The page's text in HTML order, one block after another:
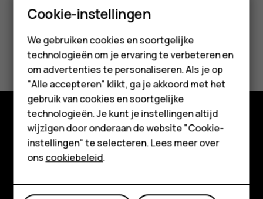
Smartphones
Feature phones
Accessoires
HMD Terra M
Voor bedrijven
Tablets
Shop
Mijn account
Was deze informatie nuttig?
Ja Nee
Shop
Over ons
Planet and people
Cookie-instellingen
We gebruiken cookies en soortgelijke
technologieën om je ervaring te verbeteren en
om advertenties te personaliseren. Als je op
"Alle accepteren" klikt, ga je akkoord met het
gebruik van cookies en soortgelijke
technologieën. Je kunt je instellingen altijd
wijzigen door onderaan de website "Cookie-
instellingen" te selecteren. Lees meer over
onscookiebeleid.